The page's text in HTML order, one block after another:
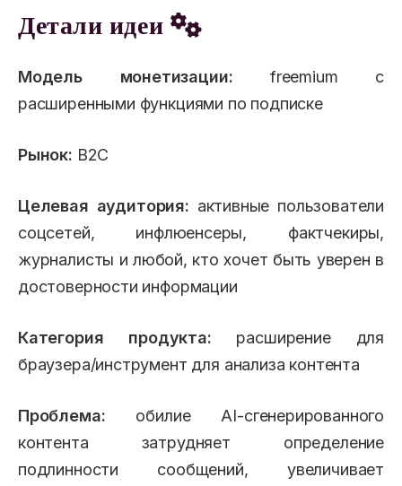
Детали идеи
Модель монетизации: freemium с
расширенными функциями по подписке
Рынок: B2C
Целевая аудитория: активные пользователи
соцсетей, инфлюенсеры, фактчекиры,
журналисты и любой, кто хочет быть уверен в
достоверности информации
Категория продукта: расширение для
браузера/инструмент для анализа контента
Проблема: обилие AI-сгенерированного
контента затрудняет определение
подлинности сообщений, увеличивает